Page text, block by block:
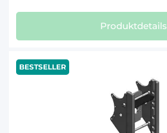
Produktdetails
BESTSELLER